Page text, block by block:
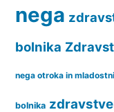
nega
bolnika
nega otroka in
bolnika